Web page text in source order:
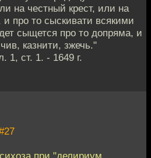
на честный крест, или на
и про то сыскивати всякими
сыщется про то допряма, и
казнити, зжечь."
1, ст. 1. - 1649 г.